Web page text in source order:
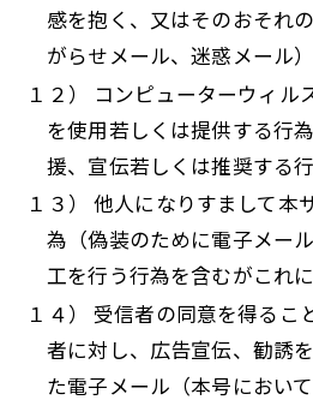
感を抱く、又はそのおそれ
がらせメール、迷惑メール
１２） コンピューターウィル
を使用若しくは提供する行
援、宣伝若しくは推奨する
１３） 他人になりすまして本
為（偽装のために電子メー
工を行う行為を含むがこれに
１４） 受信者の同意を得るこ
者に対し、広告宣伝、勧誘
た電子メール（本号におい